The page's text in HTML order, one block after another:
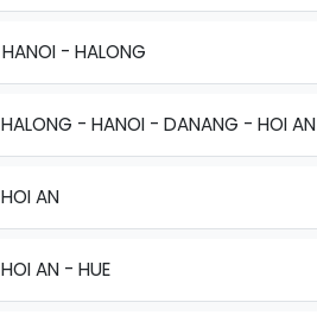
HANOI - HALONG
HALONG - HANOI - DANANG - HOI AN
HOI AN
HOI AN - HUE